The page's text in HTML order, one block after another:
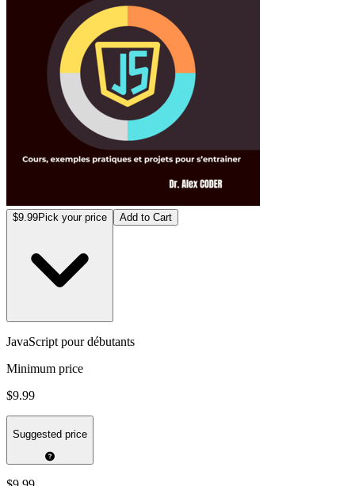
$9.99Pick your price Add to Cart
JavaScript pour débutants
Minimum price
$9.99
Suggested price